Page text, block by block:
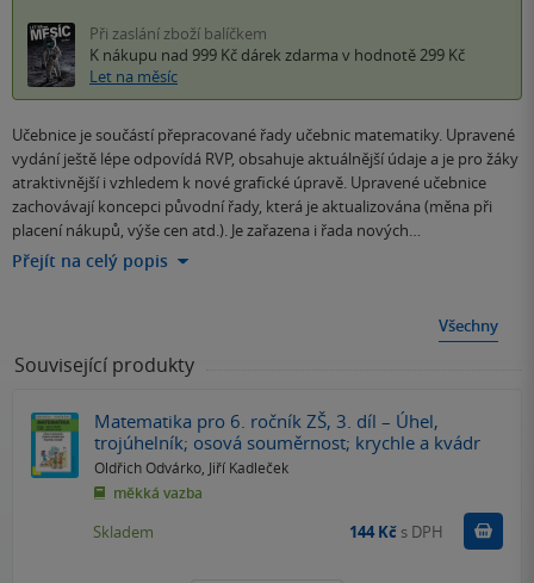
Při zaslání zboží balíčkem
K nákupu nad 999 Kč dárek zdarma v hodnotě 299 Kč
Let na měsíc
Učebnice je součástí přepracované řady učebnic matematiky. Upravené
vydání ještě lépe odpovídá RVP, obsahuje aktuálnější údaje a je pro žáky
atraktivnější i vzhledem k nové grafické úpravě. Upravené učebnice
zachovávají koncepci původní řady, která je aktualizována (měna při
placení nákupů, výše cen atd.). Je zařazena i řada nových…
Přejít na celý popis
Všechny
Související produkty
Matematika pro 6. ročník ZŠ, 3. díl – Úhel,
trojúhelník; osová souměrnost; krychle a kvádr
Oldřich Odvárko Jiří Kadleček
měkká vazba
Skladem 144 Kč s DPH